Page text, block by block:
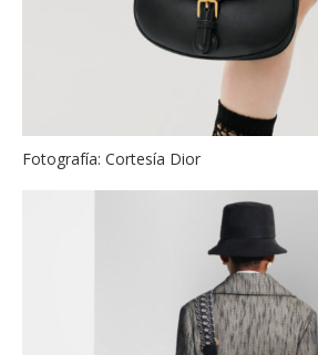
Fotografía: Cortesía Dior